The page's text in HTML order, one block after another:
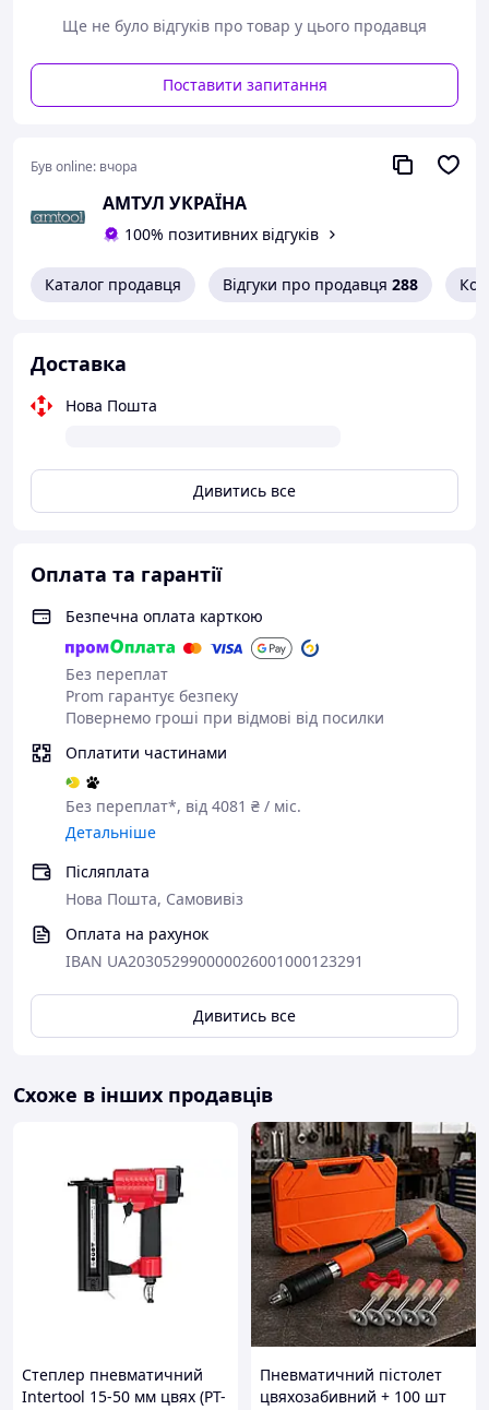
впускі 8 барів)
вичавлювання за допомогою поршневого
Вбудований манометр
Teroson, Німеччина
Ще не було відгуків про товар у цього продавця
Поставити запитання
Був online: вчора
АМТУЛ УКРАЇНА
100% позитивних відгуків
Каталог продавця Відгуки про продавця 288
Доставка
Нова Пошта
Дивитись все
Оплата та гарантії
Безпечна оплата карткою
Без переплат
Prom гарантує безпеку
Повернемо гроші при відмові від посилки
Оплатити частинами
Без переплат*, від 4081 ₴ / міс.
Детальніше
Післяплата
Нова Пошта, Самовивіз
Оплата на рахунок
IBAN UA203052990000026001000123291
Дивитись все
Схоже в інших продавців
Степлер пневматичний
Intertool 15-50 мм цвях (PT-
Пневматичний пістолет
цвяхозабивний + 100 шт